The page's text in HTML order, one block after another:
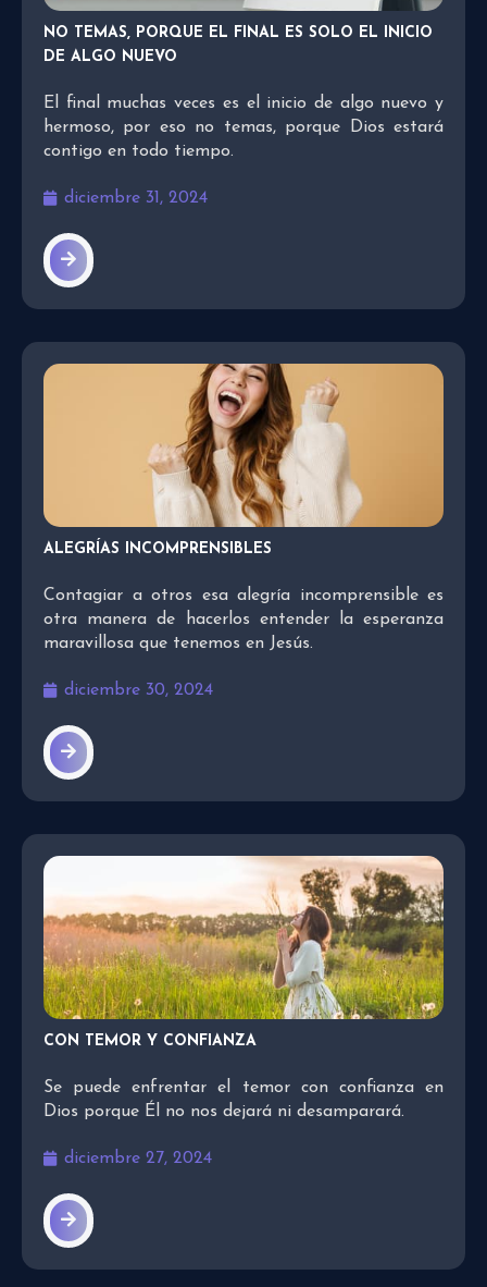
NO TEMAS, PORQUE EL FINAL ES SOLO EL INICIO
DE ALGO NUEVO
El final muchas veces es el inicio de algo nuevo y
hermoso, por eso no temas, porque Dios estará
contigo en todo tiempo.
diciembre 31, 2024
ALEGRÍAS INCOMPRENSIBLES
Contagiar a otros esa alegría incomprensible es
otra manera de hacerlos entender la esperanza
maravillosa que tenemos en Jesús.
diciembre 30, 2024
CON TEMOR Y CONFIANZA
Se puede enfrentar el temor con confianza en
Dios porque Él no nos dejará ni desamparará.
diciembre 27, 2024